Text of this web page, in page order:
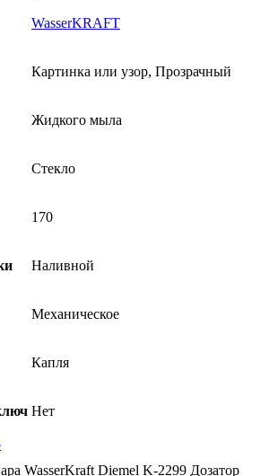
WasserKRAFT
Картинка или узор, Прозрачный
Жидкого мыла
Стекло
170
Наливной
Механическое
Капля
Нет
WasserKraft Diemel K-2299 Дозатор